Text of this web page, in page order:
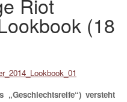
(18
versteht